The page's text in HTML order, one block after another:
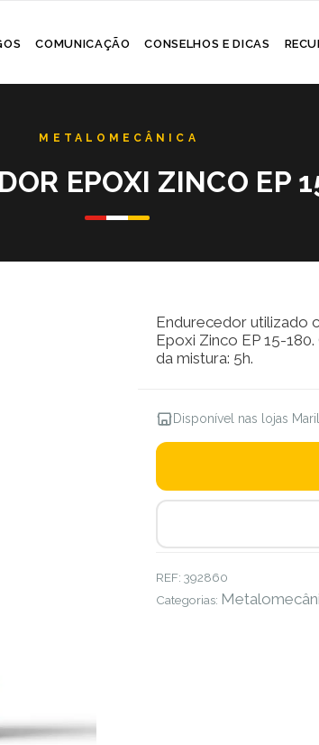
to
COMUNICAÇÃO CONSELHOS E DICAS
EPOXI ZINCO EP
Endurecedor utilizado
Epoxi Zinco EP 15-
da mistura: 5h.
Disponível nas lojas
REF: 392860
Categorias: